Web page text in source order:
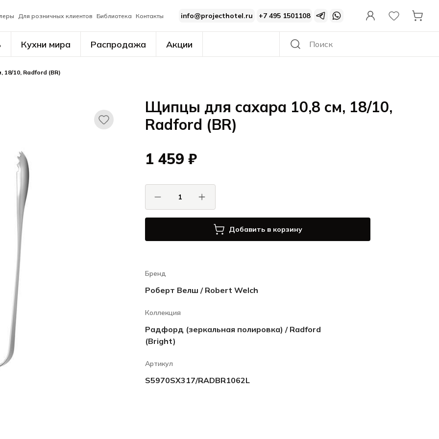
Для розничных клиентов Библиотека Контакты info@projecthotel.ru +7 495 1501108
Кухни мира Распродажа Акции
10, Radford (BR)
Щипцы для сахара 10,8 см, 18/10,
Radford (BR)
1 459 ₽
Добавить в корзину
Бренд
Роберт Велш / Robert Welch
Коллекция
Радфорд (зеркальная полировка) / Radford
(Bright)
Артикул
S5970SX317/RADBR1062L